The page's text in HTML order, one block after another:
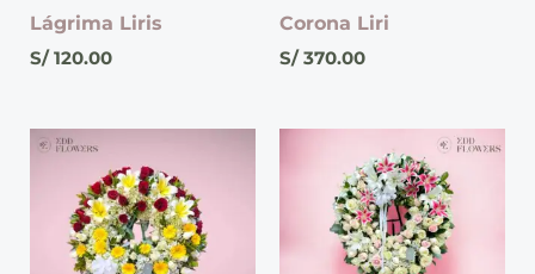
Lágrima Liris
S/120.00
Corona Liri
S/370.00